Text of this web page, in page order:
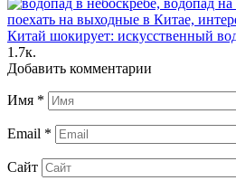
Китай шокирует: искусственный
1.7к.
Добавить комментарии
Имя *
Email *
Сайт